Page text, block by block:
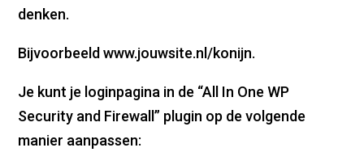
denken.
Bijvoorbeeld www.jouwsite.nl/konijn.
Je kunt je loginpagina in de “All In One WP
Security and Firewall” plugin op de volgende
manier aanpassen: